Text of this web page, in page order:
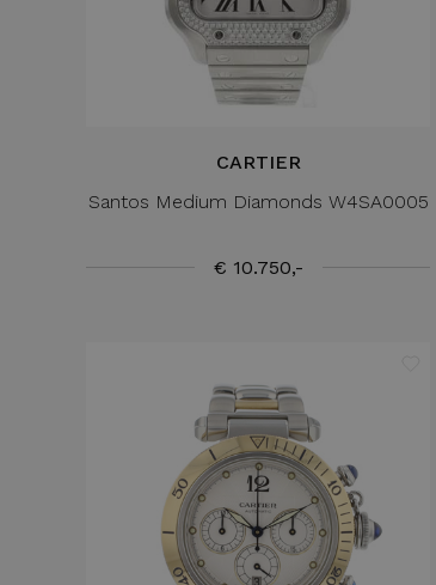
CARTIER
Santos Medium Diamonds W4SA0005
€ 10.750,-